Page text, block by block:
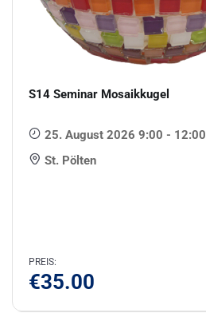
S14 Seminar Mosaikkugel
25. August 2026 9:00 - 12:00
St. Pölten
PREIS:
€35.00